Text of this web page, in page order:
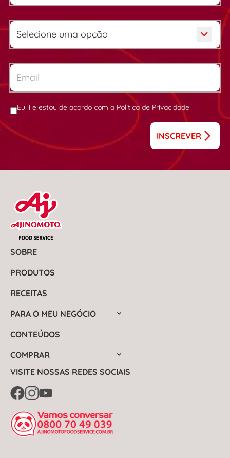
Eu li e estou de acordo com a Política de Privacidade
INSCREVER
SOBRE
PRODUTOS
RECEITAS
PARA O MEU NEGÓCIO
CONTEÚDOS
COMPRAR
VISITE NOSSAS REDES SOCIAIS